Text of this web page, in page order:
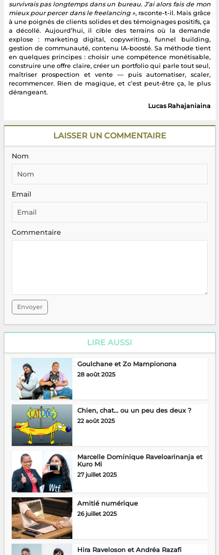
survivrais pas longtemps dans un bureau. J’ai alors fais de mon
mieux pour percer dans le freelancing », raconte-t-il. Mais grâce
à une poignés de clients solides et des témoignages positifs, ça
a décollé. Aujourd’hui, il cible des terrains où la demande
explose : marketing digital, copywriting, funnel building,
gestion de communauté, contenu IA-boosté. Sa méthode tient
en quelques principes : choisir une compétence monétisable,
construire une offre claire, créer un portfolio qui parle tout seul,
maîtriser prospection et vente — puis automatiser, scaler,
recommencer. Rien de magique, et c’est peut-être ça, le plus
dérangeant.
Lucas Rahajaniaina
LAISSER UN COMMENTAIRE
Nom
Email
Commentaire
Envoyer
LIRE AUSSI
Goulchane et Zo Mampionona
28 août 2025
Chien, chat… ou un peu des deux ?
22 août 2025
Marcelle Dominique Raveloarinanja et
Kuro Mi
27 juillet 2025
Amitié numérique
26 juillet 2025
Hira Raveloson et Andréa Razafi